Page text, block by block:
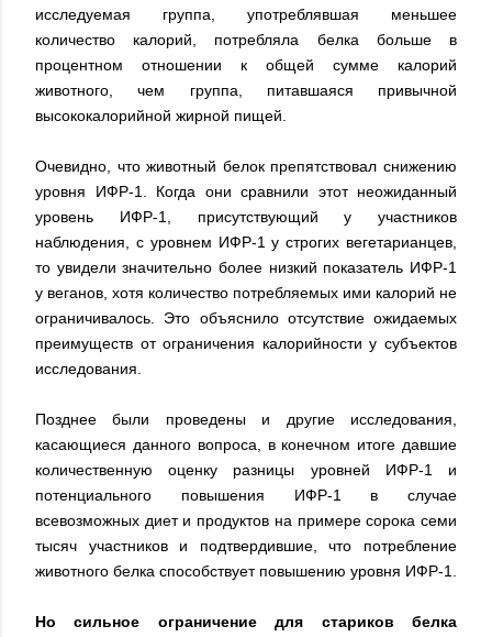
исследуемая группа, употреблявшая меньшее
количество калорий, потребляла белка больше в
процентном отношении к общей сумме калорий
животного, чем группа, питавшаяся привычной
высококалорийной жирной пищей.
Очевидно, что животный белок препятствовал снижению
уровня ИФР-1. Когда они сравнили этот неожиданный
уровень ИФР-1, присутствующий у участников
наблюдения, с уровнем ИФР-1 у строгих вегетарианцев,
то увидели значительно более низкий показатель ИФР-1
у веганов, хотя количество потребляемых ими калорий не
ограничивалось. Это объяснило отсутствие ожидаемых
преимуществ от ограничения калорийности у субъектов
исследования.
Позднее были проведены и другие исследования,
касающиеся данного вопроса, в конечном итоге давшие
количественную оценку разницы уровней ИФР-1 и
потенциального повышения ИФР-1 в случае
всевозможных диет и продуктов на примере сорока семи
тысяч участников и подтвердившие, что потребление
животного белка способствует повышению уровня ИФР-1.
Но сильное ограничение для стариков белка